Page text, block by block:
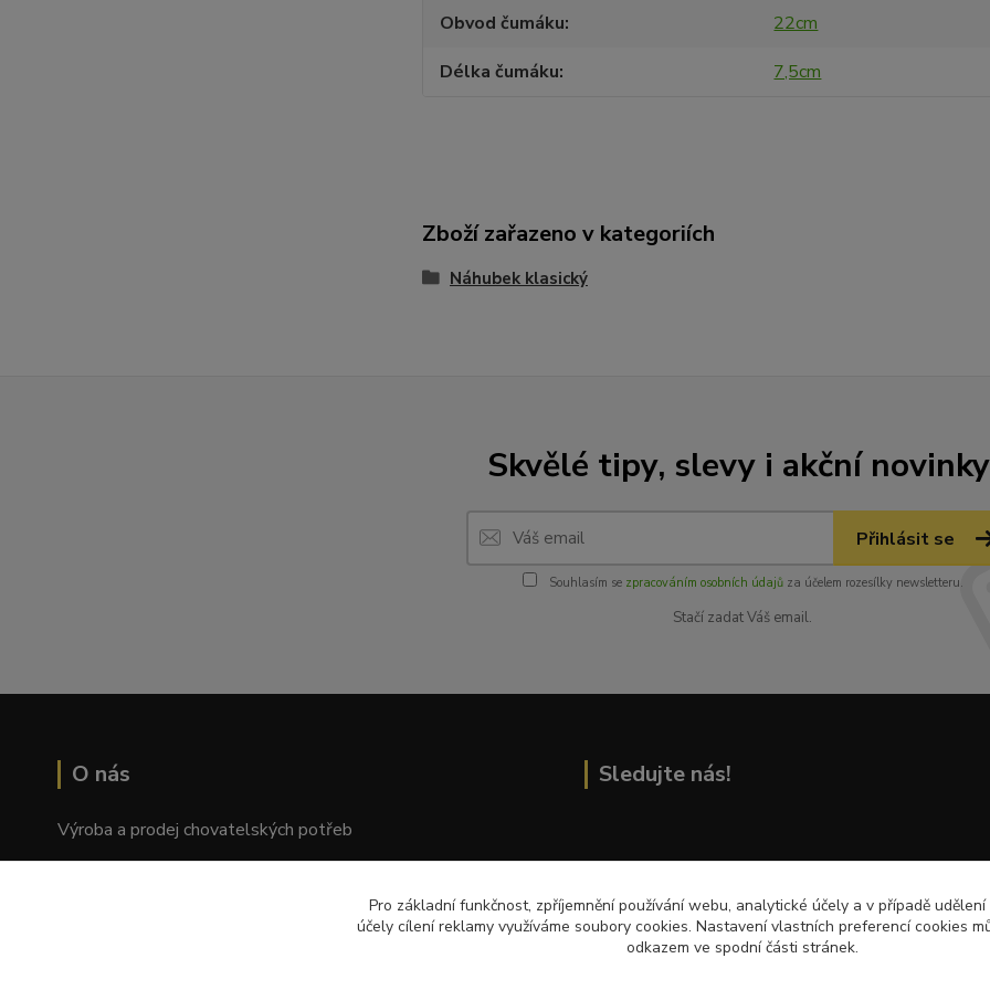
Obvod čumáku
22cm
Délka čumáku
7,5cm
Zboží zařazeno v kategoriích
Náhubek klasický
Skvělé tipy, slevy i akční
Přihlásit se
Souhlasím se zpracováním osobních údajůza účelem rozesílky newsletteru.
Stačí zadat Váš email.
O nás
Výroba a prodej chovatelských potřeb
Wolkerova 1550/2, Prostějov 796 01
Sledujte nás!
Pro základní funkčnost, zpříjemnění používání webu, analytické účely a v případě
účely cílení reklamy využíváme soubory cookies. Nastavení vlastních preferencí cookies
odkazem ve spodní části stránek.